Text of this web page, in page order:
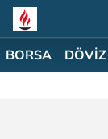
BORSA DÖVİZ